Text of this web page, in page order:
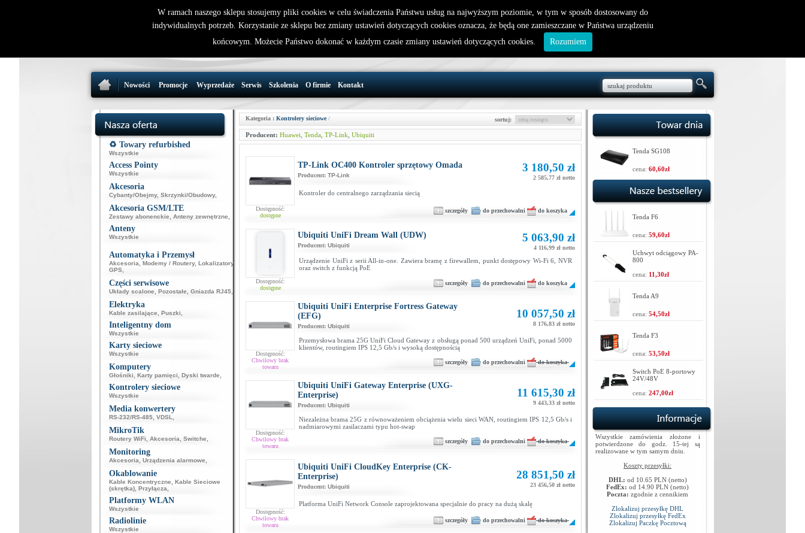
nowy klient
32 721 86 72
support@wirelesslan.com.pl
W koszyku jest 0 produktów(y)
Nowości Promocje Wyprzedaże Serwis Szkolenia O firmie Kontakt
♻️ Towary refurbished
Wszystkie
Access Pointy
Wszystkie
Akcesoria
Cybanty/Obejmy, Skrzynki/Obudowy,
Akcesoria GSM/LTE
Zestawy abonenckie Anteny zewnętrzne
Anteny
Wszystkie
Automatyka i Przemysł
Akcesoria Modemy / Routery, Lokalizatory
GPS,
Części serwisowe
Układy scalone Pozostałe Gniazda RJ45,
Elektryka
Kable zasilające Puszki
Inteligentny dom
Wszystkie
Karty sieciowe
Wszystkie
Komputery
Głośniki Karty pamięci Dyski twarde
Kontrolery sieciowe
Wszystkie
Media konwertery
RS-232/RS-485, VDSL
MikroTik
Routery WiFi Akcesoria Switche
Monitoring
Akcesoria Urządzenia alarmowe
Okablowanie
Kable Koncentryczne
Kable Sieciowe
(skrętka), Przyłącza
Platformy WLAN
Wszystkie
Radiolinie
Wszystkie
Kategoria : Kontrolery sieciowe/ sortuj:
Producent: Huawei Tenda TP-Link Ubiquiti
Dostępność:
dostępne
TP-Link OC400 Kontroler sprzętowy Omada
Producent: TP-Link
3 180,50 zł
2 585,77 zł netto
Kontroler do centralnego zarządzania siecią
szczegóły do przechowalni do koszyka
Dostępność:
dostępne
Ubiquiti UniFi Dream Wall (UDW)
Producent: Ubiquiti
5 063,90 zł
4 116,99 zł netto
Urządzenie UniFi z serii All-in-one. Zawiera bramę z firewallem, punkt dostępowy Wi-Fi 6, NVR
oraz switch z funkcją PoE
szczegóły do przechowalni do koszyka
Dostępność:
Chwilowy brak
towaru
Ubiquiti UniFi Enterprise Fortress Gateway
(EFG)
Producent: Ubiquiti
10 057,50 zł
8 176,83 zł netto
Przemysłowa brama 25G UniFi Cloud Gateway z obsługą ponad 500 urządzeń UniFi, ponad 5000
klientów, routingiem IPS 12,5 Gb/s i wysoką dostępnością
szczegóły do przechowalni do koszyka
Dostępność:
Chwilowy brak
towaru
Ubiquiti UniFi Gateway Enterprise (UXG-
Enterprise)
Producent: Ubiquiti
11 615,30 zł
9 443,33 zł netto
Niezależna brama 25G z równoważeniem obciążenia wielu sieci WAN, routingiem IPS 12,5 Gb/s i
nadmiarowymi zasilaczami typu hot-swap
szczegóły do przechowalni do koszyka
Dostępność:
Chwilowy brak
towaru
Ubiquiti UniFi CloudKey Enterprise (CK-
Enterprise)
Producent: Ubiquiti
28 851,50 zł
23 456,50 zł netto
Platforma UniFi Network Console zaprojektowana specjalnie do pracy na dużą skalę
szczegóły do przechowalni do koszyka
Tenda SG108
cena: 60,60zł
Tenda F6
cena: 59,60zł
Uchwyt odciągowy PA-
800
cena: 11,30zł
Tenda A9
cena: 54,50zł
Tenda F3
cena: 53,50zł
Switch PoE 8-portowy
24V/48V
cena: 247,00zł
Wszystkie zamówienia złożone i
potwierdzone do godz. 15-tej są
realizowane w tym samym dniu.
Koszty przesyłki:
DHL: od 10.65 PLN (netto)
FedEx: od 14.90 PLN (netto)
Poczta: zgodnie z cennikiem
Zlokalizuj przesyłkę DHL
Zlokalizuj przesyłkę FedEx
Zlokalizuj Paczkę Pocztową
W ramach naszego sklepu stosujemy pliki cookies w celu świadczenia Państwu usług na najwyższym poziomie, w tym w sposób dostosowany do
indywidualnych potrzeb. Korzystanie ze sklepu bez zmiany ustawień dotyczących cookies oznacza, że będą one zamieszczane w Państwa urządzeniu
końcowym. Możecie Państwo dokonać w każdym czasie zmiany ustawień dotyczących cookies.
Rozumiem